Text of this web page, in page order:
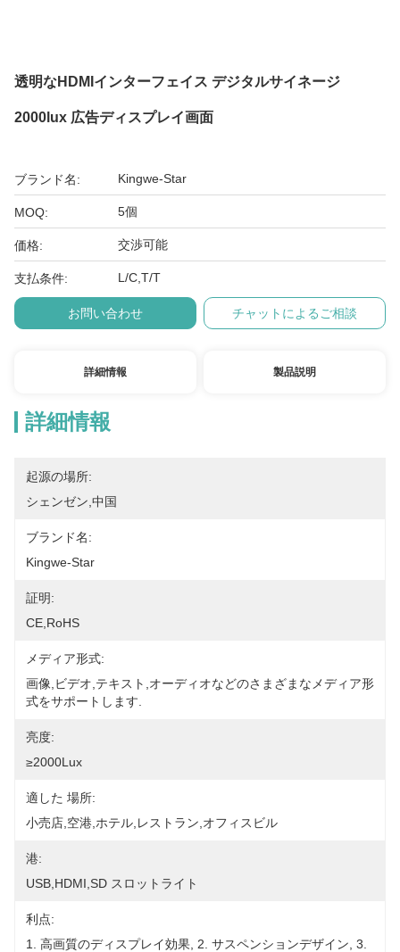
透明なHDMIインターフェイス デジタルサイネージ
2000lux 広告ディスプレイ画面
ブランド名: Kingwe-Star
MOQ: 5個
価格: 交渉可能
支払条件: L/C,T/T
お問い合わせ チャットによるご相談
詳細情報 製品説明
詳細情報
起源の場所:
シェンゼン,中国
ブランド名:
Kingwe-Star
証明:
CE,RoHS
メディア形式:
画像,ビデオ,テキスト,オーディオなどのさまざまなメディア形
式をサポートします.
亮度:
≥2000Lux
適した 場所:
小売店,空港,ホテル,レストラン,オフィスビル
港:
USB,HDMI,SD スロットライト
利点:
1. 高画質のディスプレイ効果, 2. サスペンションデザイン, 3.